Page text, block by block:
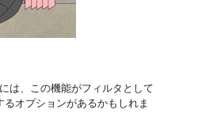
は、この機能がフィルタとして
オプションがあるかもしれま